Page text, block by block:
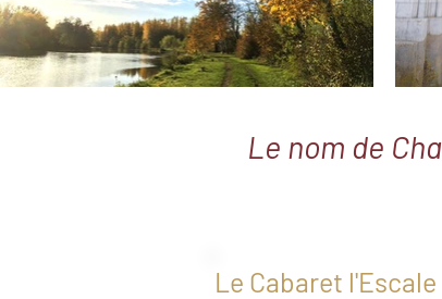
Le nom de
Le Cabaret l'Escale